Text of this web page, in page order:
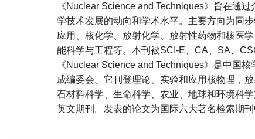
《Nuclear Science and Techniques》旨在通
学技术发展的动向和学术水平。主要方向为同
应用、核化学、放射化学、放射性药物和核医
能科学与工程等。本刊被SCI-E、CA、SA、
《Nuclear Science and Techniques》是中国
成编委会。它刊登理论、实验和应用核物理，
石材料科学、生命科学、农业、地球和环境科
英文期刊。发表的论文为国际六大著名检索期刊